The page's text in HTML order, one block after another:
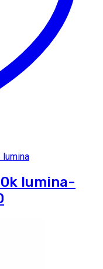
lumina
lumina-